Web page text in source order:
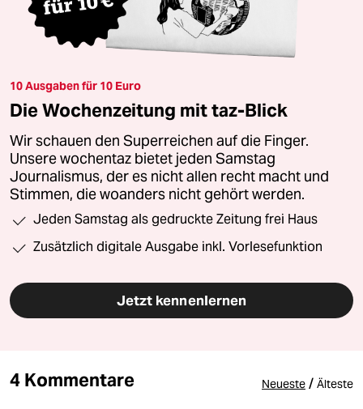
10 Ausgaben für 10 Euro
Die Wochenzeitung mit taz-Blick
Wir schauen den Superreichen auf die Finger.
Unsere wochentaz bietet jeden Samstag
Journalismus, der es nicht allen recht macht und
Stimmen, die woanders nicht gehört werden.
Jeden Samstag als gedruckte Zeitung frei Haus
Zusätzlich digitale Ausgabe inkl. Vorlesefunktion
Jetzt kennenlernen
4 Kommentare Neueste / Älteste